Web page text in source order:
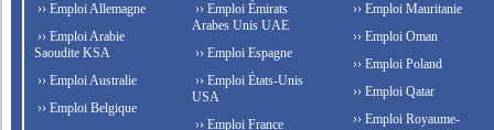
›› Emploi Allemagne
›› Emploi Arabie
Saoudite KSA
›› Emploi Australie
›› Emploi Belgique
›› Emploi Émirats
Arabes Unis UAE
›› Emploi Espagne
›› Emploi États-Unis
USA
›› Emploi France
›› Emploi Mauritanie
›› Emploi Oman
›› Emploi Poland
›› Emploi Qatar
›› Emploi Royaume-